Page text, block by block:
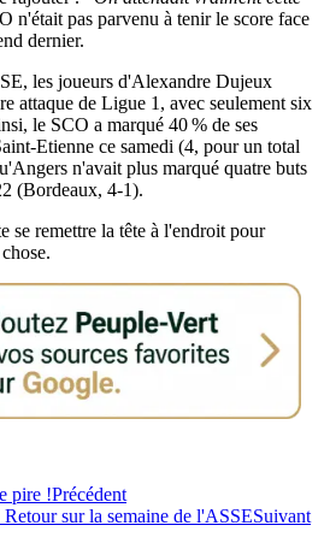
n'était pas parvenu à tenir le score face
dernier.
les joueurs d'Alexandre Dujeux
attaque de Ligue 1, avec seulement six
le SCO a marqué 40 % de ses
Etienne ce samedi (4, pour un total
n'avait plus marqué quatre buts
(Bordeaux, 4-1).
se remettre la tête à l'endroit pour
pire !Précédent
sur la semaine de l'ASSESuivant